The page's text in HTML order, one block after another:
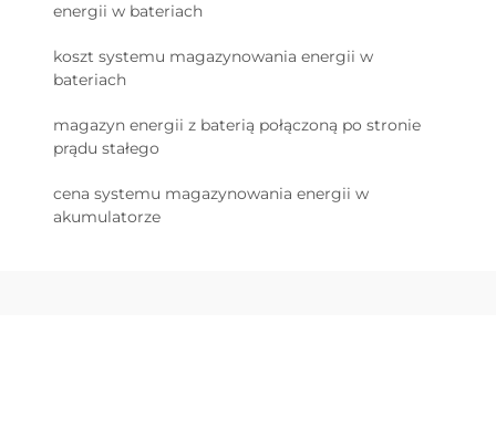
energii w bateriach
koszt systemu magazynowania energii w
bateriach
magazyn energii z baterią połączoną po stronie
prądu stałego
cena systemu magazynowania energii w
akumulatorze